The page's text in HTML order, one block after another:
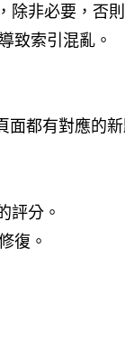
除非必要，否
致索引混亂。
面都有對應的
評分。
復。